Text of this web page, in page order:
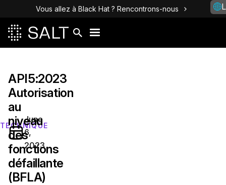
Vous allez à Black Hat ? Rencontrons-nous
TECHNIQUE
API5:2023
Autorisation
au
niveau
des
fonctions
défaillante
(BFLA)
June
6,
2023